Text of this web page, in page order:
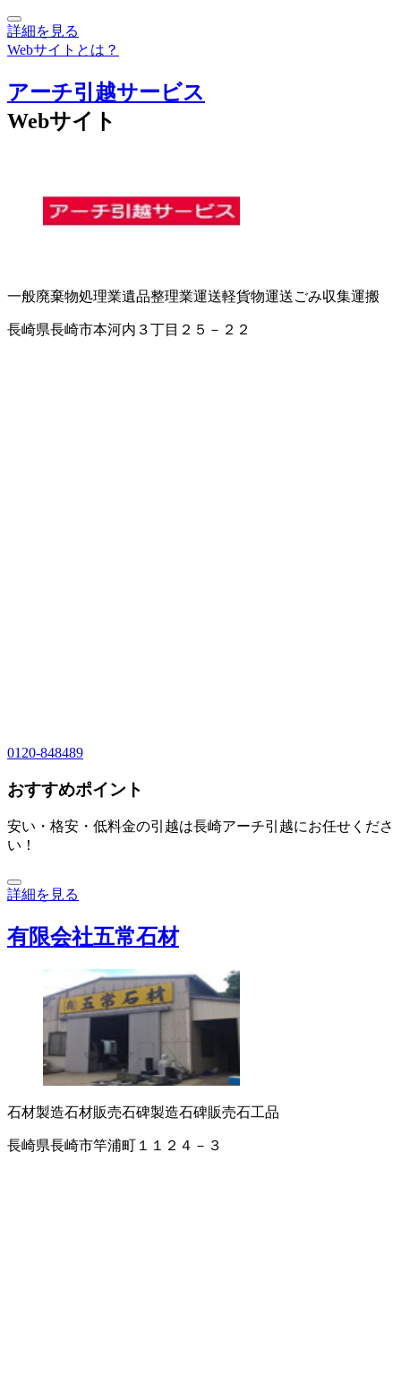
詳細を見る
Webサイトとは？
アーチ引越サービス
Webサイト
一般廃棄物処理業遺品整理業運送軽貨物運送ごみ収集運搬
長崎県長崎市本河内３丁目２５－２２
0120-848489
おすすめポイント
安い・格安・低料金の引越は長崎アーチ引越にお任せくださ
い！
詳細を見る
有限会社五常石材
石材製造石材販売石碑製造石碑販売石工品
長崎県長崎市竿浦町１１２４－３